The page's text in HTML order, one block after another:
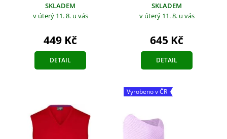
SKLADEM
v úterý 11. 8. u vás
449 Kč
DETAIL
SKLADEM
v úterý 11. 8. u vás
645 Kč
DETAIL
Vyrobeno v ČR